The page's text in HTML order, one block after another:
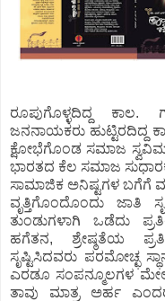
ರೂಪುಗೊಳ್ಳದಿದ್ದ ಕಾಲ.
ಜನನಾಯಕರು
ಕ್ಷೋಭೆಗೊಂಡ ಸಮಾಜ
ಭಾರತದ ಕೆಲ ಸಮಾಜ
ಸಾಮಾಜಿಕ ಅನಿಷ್ಟಗಳ ಬಗೆಗೆ
ವೃತ್ತಿಗೊಂದೊಂದು ಜಾತಿ
ತುಂಡುಗಳಾಗಿ ಒಡೆದು
ಹಗೆತನ, ಶ್ರೇಷ್ಠತೆಯ
ಸೃಷ್ಟಿಸಿದವರು ಪರಮೋಚ್ಛ
ಎರಡೂ ಸಂಪನ್ಮೂಲಗಳ
ತಾವು ಮಾತ್ರ ಅರ್ಹ